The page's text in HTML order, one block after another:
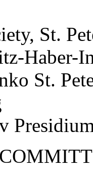
St.
Haber-
St.